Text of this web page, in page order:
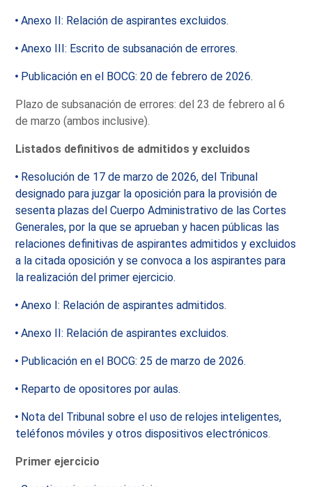
Anexo II: Relación de aspirantes excluidos.
Anexo III: Escrito de subsanación de errores.
Publicación en el BOCG: 20 de febrero de 2026.
Plazo de subsanación de errores: del 23 de febrero al 6
de marzo (ambos inclusive).
Listados definitivos de admitidos y excluidos
Resolución de 17 de marzo de 2026, del Tribunal
designado para juzgar la oposición para la provisión de
sesenta plazas del Cuerpo Administrativo de las Cortes
Generales, por la que se aprueban y hacen públicas las
relaciones definitivas de aspirantes admitidos y excluidos
a la citada oposición y se convoca a los aspirantes para
la realización del primer ejercicio.
Anexo I: Relación de aspirantes admitidos.
Anexo II: Relación de aspirantes excluidos.
Publicación en el BOCG: 25 de marzo de 2026.
Reparto de opositores por aulas.
Nota del Tribunal sobre el uso de relojes inteligentes,
teléfonos móviles y otros dispositivos electrónicos
Primer ejercicio